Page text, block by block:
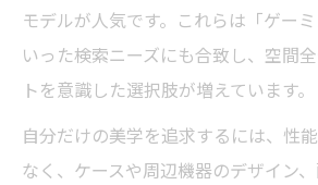
モデルが人気です。これらは「ゲー
いった検索ニーズにも合致し、空間
トを意識した選択肢が増えています。
自分だけの美学を追求するには、性
なく、ケースや周辺機器のデザイン